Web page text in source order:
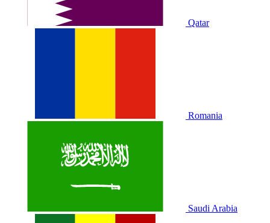
Qatar
Romania
Saudi Arabia